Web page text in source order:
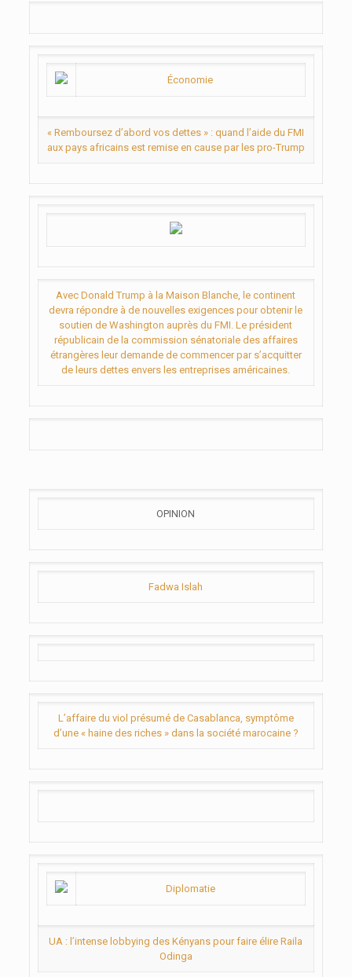
Économie
« Remboursez d’abord vos dettes » : quand l’aide du FMI
aux pays africains est remise en cause par les pro-Trump
Avec Donald Trump à la Maison Blanche, le continent
devra répondre à de nouvelles exigences pour obtenir le
soutien de Washington auprès du FMI. Le président
républicain de la commission sénatoriale des affaires
étrangères leur demande de commencer par s’acquitter
de leurs dettes envers les entreprises américaines.
OPINION
Fadwa Islah
L’affaire du viol présumé de Casablanca, symptôme
d’une « haine des riches » dans la société marocaine ?
Diplomatie
UA : l’intense lobbying des Kényans pour faire élire Raila
Odinga